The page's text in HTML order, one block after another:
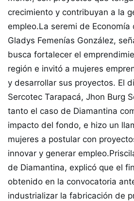
crecimiento y contribuyan a la
empleo.La seremi de Economía
Gladys Femenías González,
busca fortalecer el
región e invitó a mujeres
y desarrollar sus proyectos. El
Sercotec Tarapacá, Jhon Burg
tanto el caso de Diamantina
impacto del fondo, e hizo un
mujeres a postular con
innovar y generar
de Diamantina, explicó que el
obtenido en la convocatoria
industrializar la fabricación de